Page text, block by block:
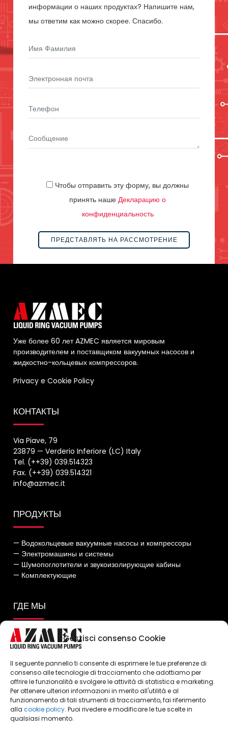
Gestisci consenso Cookie
Il seguente pannello ti consente di esprimere le tue preferenze di
consenso alle tecnologie di tracciamento che adottiamo per
offrire le funzionalità e svolgere le attività di statistica e marketing.
Per ottenere ulteriori informazioni in merito all'utilità e al
funzionamento di tali strumenti di tracciamento, fai riferimento
alla cookie policy. Puoi rivedere e modificare le tue scelte in
qualsiasi momento.
информации о наших продуктах? Напишите нам,
мы ответим как можно скорее. Спасибо.
Чтобы отправить эту форму, вы должны
принять наше Декларацию о
конфиденциальность
Уже более 60 лет AZMEC является мировым
производителем и поставщиком вакуумных насосов и
жидкостно-кольцевых компрессоров.
Privacy eCookie Policy
КОНТАКТЫ
Via Piave, 79
23879 — Verderio Inferiore (LC) Italy
Tel. (++39) 039.514323
Fax. (++39) 039.514321
info@azmec.it
ПРОДУКТЫ
— Водокольцевые вакуумные насосы и компрессоры
— Электромашины и системы
— Шумопоглотители и звукоизолирующие кабины
— Комплектующие
ГДЕ МЫ
Click to accept marketing cookies and
enable this content